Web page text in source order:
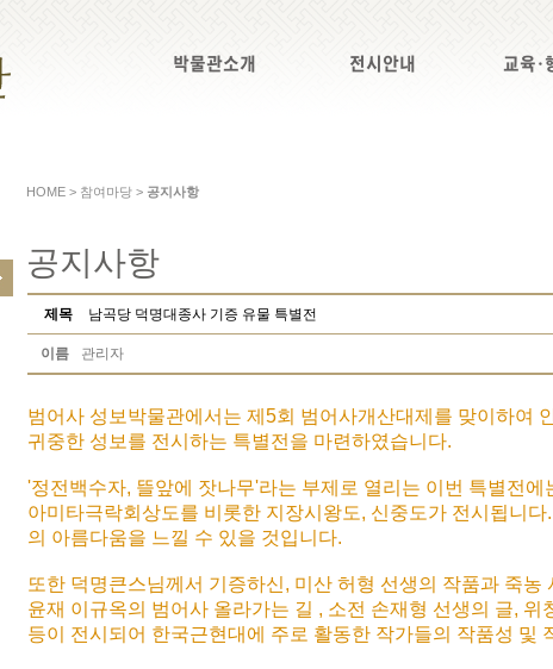
박물관소개 전시안내 교육·
HOME > 참여마당 > 공지사항
공지사항
제목 남곡당 덕명대종사 기증 유물 특별전
이름 관리자
범어사 성보박물관에서는 제5회 범어사개산대제를 맞이하여
귀중한 성보를 전시하는 특별전을 마련하였습니다.
'정전백수자, 뜰앞에 잣나무'라는 부제로 열리는 이번 특별전
아미타극락회상도를 비롯한 지장시왕도, 신중도가 전시됩니
의 아름다움을 느낄 수 있을 것입니다.
또한 덕명큰스님께서 기증하신, 미산 허형 선생의 작품과 죽
윤재 이규옥의 범어사 올라가는 길 , 소전 손재형 선생의 글,
등이 전시되어 한국근현대에 주로 활동한 작가들의 작품성 및